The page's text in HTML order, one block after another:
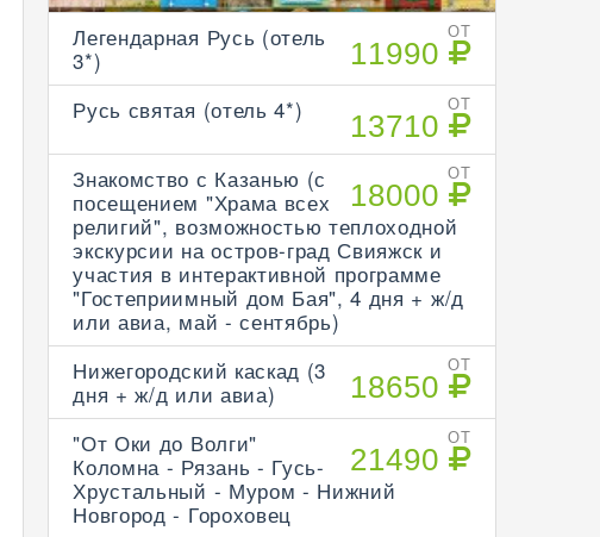
ОТ
11990
Легендарная Русь (отель
3*)
ОТ
13710
Русь святая (отель 4*)
ОТ
18000
Знакомство с Казанью (с
посещением "Храма всех
религий", возможностью теплоходной
экскурсии на остров-град Свияжск и
участия в интерактивной программе
"Гостеприимный дом Бая", 4 дня + ж/д
или авиа, май - сентябрь)
ОТ
18650
Нижегородский каскад (3
дня + ж/д или авиа)
ОТ
21490
"От Оки до Волги"
Коломна - Рязань - Гусь-
Хрустальный - Муром - Нижний
Новгород - Гороховец